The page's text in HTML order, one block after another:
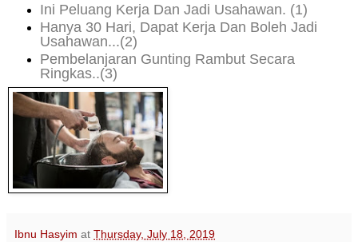
Ini Peluang Kerja Dan Jadi Usahawan. (1)
Hanya 30 Hari, Dapat Kerja Dan Boleh Jadi
Usahawan...(2)
Pembelanjaran Gunting Rambut Secara
Ringkas..(3)
Ibnu Hasyim at Thursday, July 18, 2019